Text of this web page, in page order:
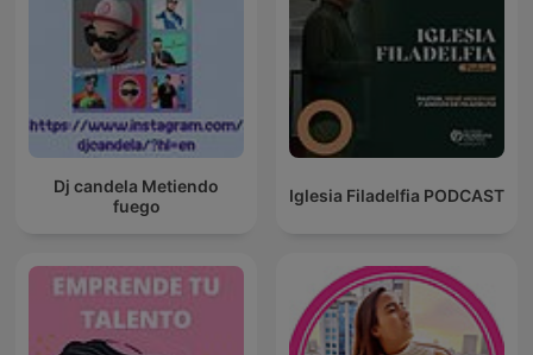
Dj candela Metiendo
fuego
Iglesia Filadelfia PODCAST